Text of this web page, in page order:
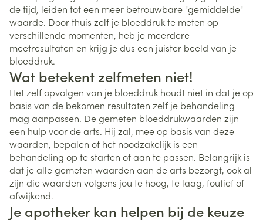
de tijd, leiden tot een meer betrouwbare "gemiddelde"
waarde. Door thuis zelf je bloeddruk te meten op
verschillende momenten, heb je meerdere
meetresultaten en krijg je dus een juister beeld van je
bloeddruk.
Wat betekent zelfmeten niet!
Het zelf opvolgen van je bloeddruk houdt niet in dat je op
basis van de bekomen resultaten zelf je behandeling
mag aanpassen. De gemeten bloeddrukwaarden zijn
een hulp voor de arts. Hij zal, mee op basis van deze
waarden, bepalen of het noodzakelijk is een
behandeling op te starten of aan te passen. Belangrijk is
dat je alle gemeten waarden aan de arts bezorgt, ook al
zijn die waarden volgens jou te hoog, te laag, foutief of
afwijkend.
Je apotheker kan helpen bij de keuze